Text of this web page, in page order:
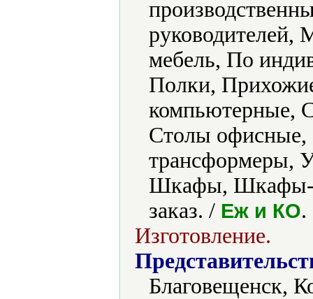
руководителей,
мебель, По
Полки,
компьютерные,
Столы
трансформеры,
Шкафы, Шкафы-
заказ. / Еж и КО.
Изготовление.
Благовещенск,